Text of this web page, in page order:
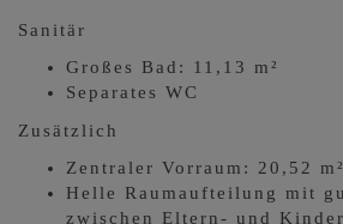
Sanitär
Großes Bad: 11,13 m²
Separates WC
Zusätzlich
Zentraler Vorraum: 20,52 m²
Helle Raumaufteilung mit
zwischen Eltern- und